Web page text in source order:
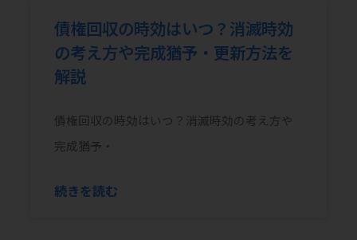
債権回収の時効はいつ？消滅時効
の考え方や完成猶予・更新方法を
解説
債権回収の時効はいつ？消滅時効の考え方や
完成猶予・
続きを読む